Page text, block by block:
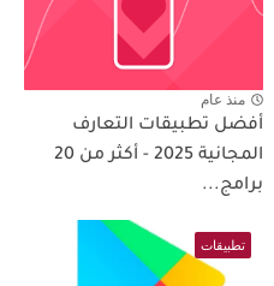
منذ عام
أفضل تطبيقات التعارف
المجانية 2025 - أكثر من 20
برامج...
تطبيقات